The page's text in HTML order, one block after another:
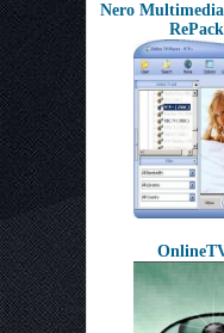
Nero Multimedia